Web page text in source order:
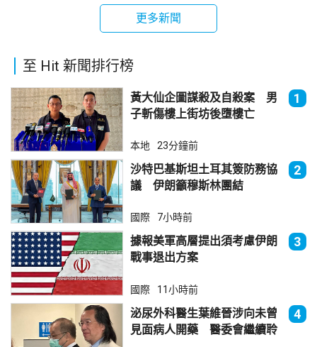
更多新聞
至 Hit 新聞排行榜
黃大仙企圖謀殺及自殺案 男
子斬傷樓上街坊後墮樓亡
1
本地 23分鐘前
沙特巴基斯坦土耳其簽防務協
議 伊朗籲穆斯林團結
2
國際 7小時前
據報美軍高層提出須考慮伊朗
戰事退出方案
3
國際 11小時前
泌尿外科醫生葉維晉涉向未曾
見面病人開藥 醫委會繼續聆
4